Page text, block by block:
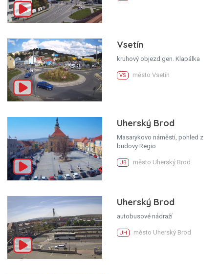
Vsetín
kruhový objezd gen. Klapálka
VS město Vsetín
Uherský Brod
Masarykovo náměstí, pohled z
budovy Regio
UB město Uherský Brod
Uherský Brod
autobusové nádraží
UH město Uherský Brod